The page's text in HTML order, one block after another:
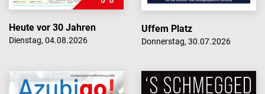
Heute vor 30 Jahren
Dienstag, 04.08.2026
Uffem Platz
Donnerstag, 30.07.2026